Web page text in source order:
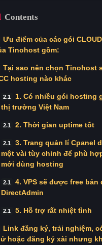
Contents
Ưu điểm của các gói CLOUD
Tinohost gồm:
Tại sao nên chọn Tinohost
hosting nào khác
1. Có nhiều gói hosting
thị trường Việt Nam
2. Thời gian uptime tốt
3. Trang quản lí Cpanel
một vài tùy chỉnh để phù
mới dùng hosting
4. VPS sẽ được free bản
DirectAdmin
5. Hỗ trợ rất nhiệt tình
Link đăng ký, trải nghiệm,
hoặc đăng ký xài nhưng